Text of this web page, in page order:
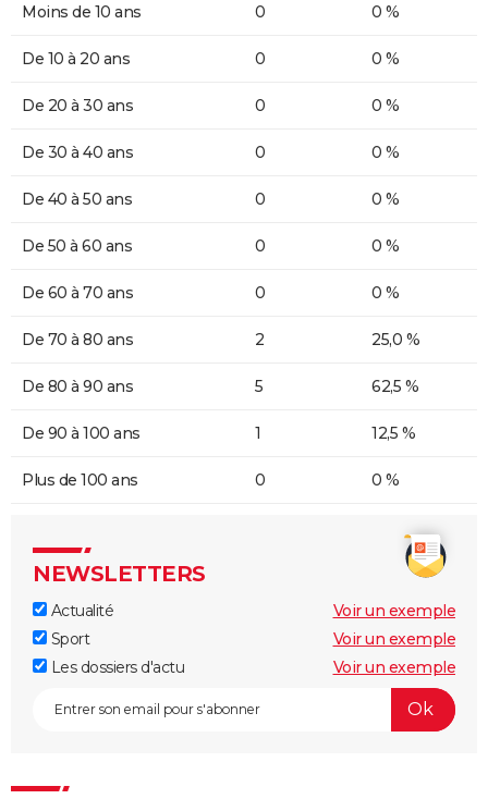
Moins de 10 ans 0 0 %
De 10 à 20 ans 0 0 %
De 20 à 30 ans 0 0 %
De 30 à 40 ans 0 0 %
De 40 à 50 ans 0 0 %
De 50 à 60 ans 0 0 %
De 60 à 70 ans 0 0 %
De 70 à 80 ans 2 25,0 %
De 80 à 90 ans 5 62,5 %
De 90 à 100 ans 1 12,5 %
Plus de 100 ans 0 0 %
NEWSLETTERS
Actualité
Voir un exemple
Sport
Voir un exemple
Les dossiers d'actu
Voir un exemple